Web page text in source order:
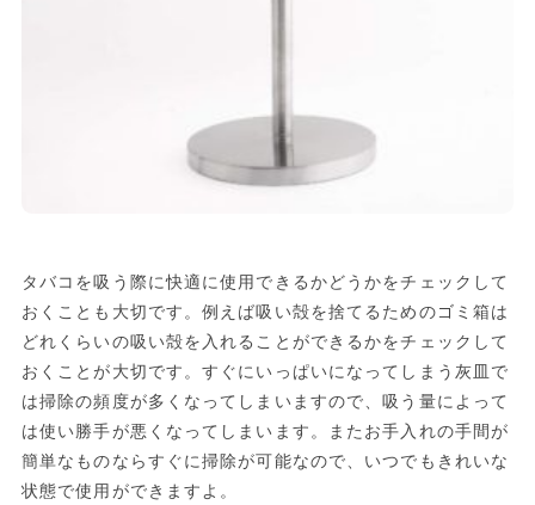
タバコを吸う際に快適に使用できるかどうかをチェックして
おくことも大切です。例えば吸い殻を捨てるためのゴミ箱は
どれくらいの吸い殻を入れることができるかをチェックして
おくことが大切です。すぐにいっぱいになってしまう灰皿で
は掃除の頻度が多くなってしまいますので、吸う量によって
は使い勝手が悪くなってしまいます。またお手入れの手間が
簡単なものならすぐに掃除が可能なので、いつでもきれいな
状態で使用ができますよ。